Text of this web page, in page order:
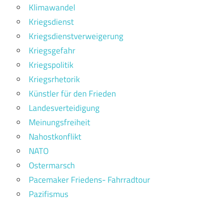
Klimawandel
Kriegsdienst
Kriegsdienstverweigerung
Kriegsgefahr
Kriegspolitik
Kriegsrhetorik
Künstler für den Frieden
Landesverteidigung
Meinungsfreiheit
Nahostkonflikt
NATO
Ostermarsch
Pacemaker Friedens- Fahrradtour
Pazifismus